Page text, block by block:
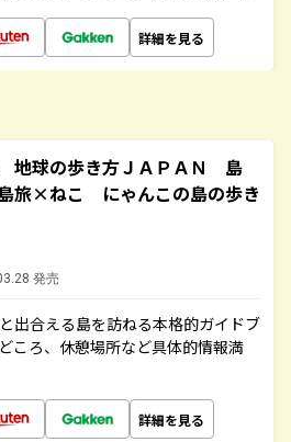
詳細を見る
地球の歩き方ＪＡＰＡＮ 島
旅×ねこ にゃんこの島の歩き
発売
出合える島を訪ねる本格的ガイドブ
ころ、休憩場所など具体的情報満
詳細を見る